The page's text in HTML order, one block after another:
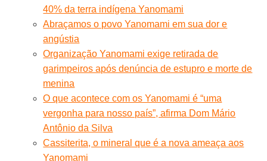
40% da terra indígena Yanomami
Abraçamos o povo Yanomami em sua dor e
angústia
Organização Yanomami exige retirada de
garimpeiros após denúncia de estupro e morte de
menina
O que acontece com os Yanomami é “uma
vergonha para nosso país”, afirma Dom Mário
Antônio da Silva
Cassiterita, o mineral que é a nova ameaça aos
Yanomami